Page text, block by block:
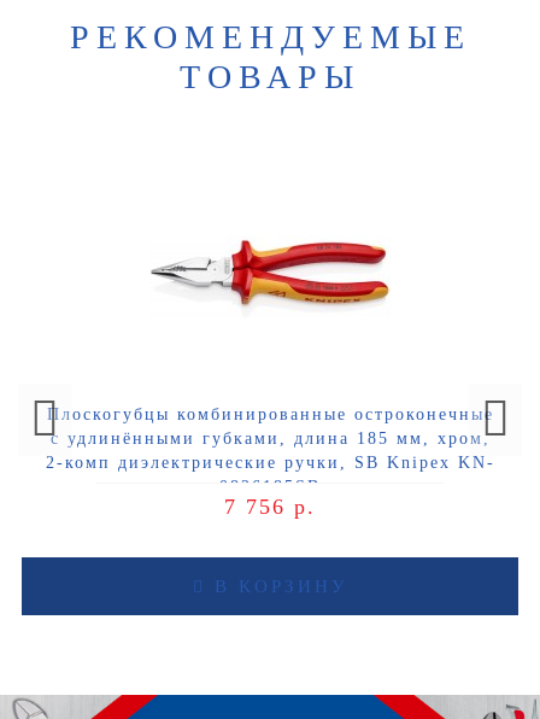
РЕКОМЕНДУЕМЫЕ
ТОВАРЫ
Плоскогубцы комбинированные остроконечные
с удлинёнными губками, длина 185 мм, хром,
2-комп диэлектрические ручки, SB Knipex KN-
0826185SB
7 756 р.
В КОРЗИНУ